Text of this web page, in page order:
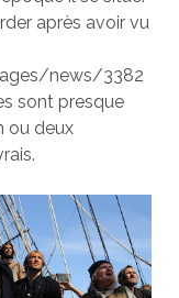
après avoir vu
news/3382
sont presque
ou deux